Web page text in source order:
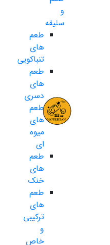
و
سلیقه
طعم
های
تنباکویی
طعم
های
دسری
طعم
های
میوه
ای
طعم
های
خنک
طعم
های
ترکیبی
و
خاص